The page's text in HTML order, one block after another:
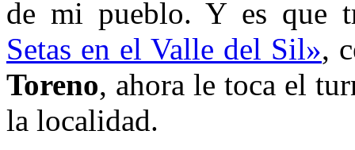
de mi pueblo. Y es que
Setas en el Valle del Sil»,
Toreno, ahora le toca el
la localidad.